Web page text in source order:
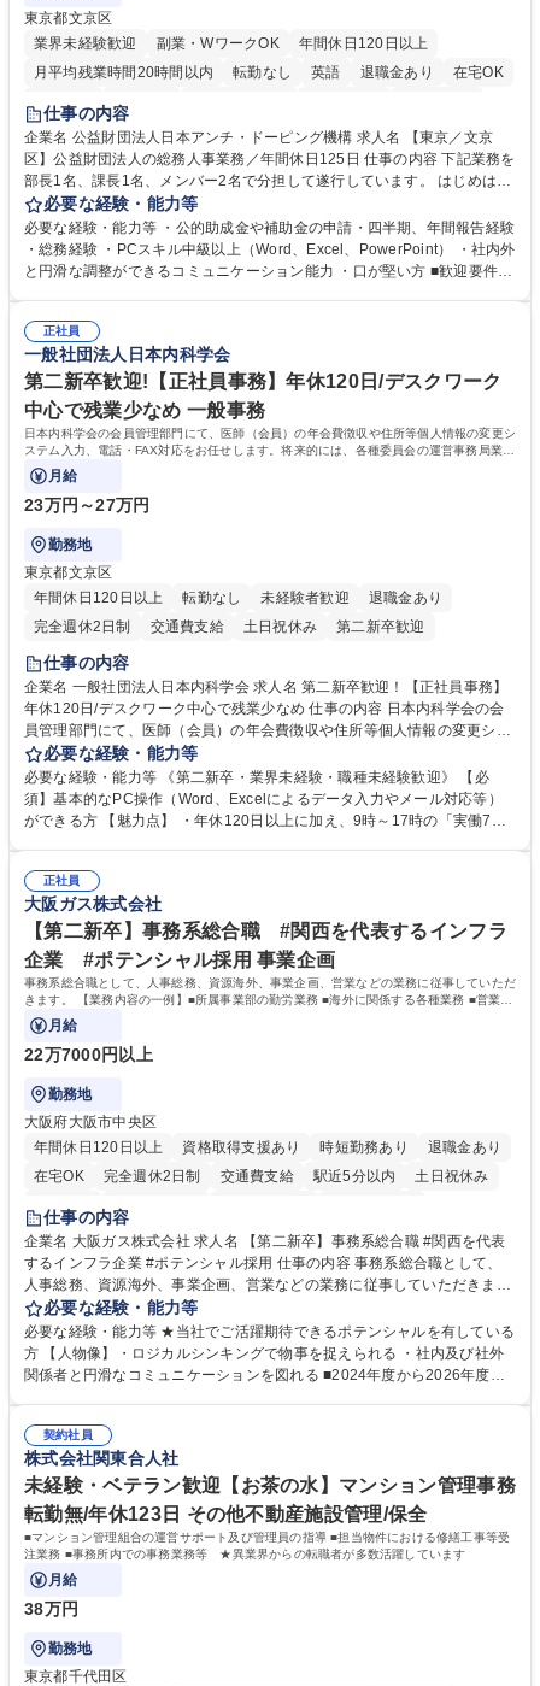
東京都文京区
業界未経験歓迎
副業・WワークOK
年間休日120日以上
月平均残業時間20時間以内
転勤なし 英語 退職金あり
在宅OK
賞与あり
育休あり
食事補助あり
仕事の内容
企業名 公益財団法人日本アンチ・ドーピング機構 求人名 【東京／文京
区】公益財団法人の総務人事業務／年間休日125日 仕事の内容 下記業務を
部長1名、課長1名、メンバー2名で分担して遂行しています。 はじめは担
当者として業務を覚えていただき、ゆくゆくはリーダーやマネージャーポ
ジションとして活躍いただくことを期待しています。 【総務・人事グルー
プの業務内容】 ・人事制度関連 ・採用活動 ・教育研修の企画、実行 ・勤
怠管理 ・官公庁への各種提出 ・法定の会議運営（評議員会、理事会） ・
管理 ・福利厚生関連 ・職員からの問合せ、相談対応 ・その他日常の総務
業務全般 募集職種 【東京／文京区】公益財団法人の総務人事業務／年間
休日125日
必要な経験・能力等
必要な経験・能力等 ・公的助成金や補助金の申請・四半期、年間報告経験
・総務経験 ・PCスキル中級以上（Word、Excel、PowerPoint） ・社内外
と円滑な調整ができるコミュニケーション能力 ・口が堅い方 ■歓迎要件
正社員
一般社団法人日本内科学会
第二新卒歓迎!【正社員事務】年休120日/デスクワーク
中心で残業少なめ 一般事務
日本内科学会の会員管理部門にて、医師（会員）の年会費徴収や住所等個人情報の変更シ
ステム入力、電話・FAX対応をお任せします。将来的には、各種委員会の運営事務局業務
などにも幅広く携わっていただきます。
月給
23万円～27万円
勤務地
東京都文京区
年間休日120日以上
転勤なし 未経験者歓迎
退職金あり
完全週休2日制
交通費支給 土日祝休み 第二新卒歓迎
仕事の内容
企業名 一般社団法人日本内科学会 求人名 第二新卒歓迎！【正社員事務】
年休120日/デスクワーク中心で残業少なめ 仕事の内容 日本内科学会の会
員管理部門にて、医師（会員）の年会費徴収や住所等個人情報の変更シス
テム入力、電話・FAX対応をお任せします。将来的には、各種委員会の運
営事務局業務などにも幅広く携わっていただきます。 【会員管理・データ
入力業務】 ・医師（会員）の住所変更、個人情報のシステム登録・更新
・年会費の徴収管理や入金データの照合確認 【問い合わせ対応】 ・会員
年休120日/デスクワーク中心で残業少なめ
必要な経験・能力等
必要な経験・能力等 《第二新卒・業界未経験・職種未経験歓迎》 【必
須】基本的なPC操作（Word、Excelによるデータ入力やメール対応等）
ができる方 【魅力点】 ・年休120日以上に加え、9時～17時の「実働7時
整、資料作成、当日の運営サポート 学歴・資格 学歴：大学院 大学 語学
力： 資格：
正社員
大阪ガス株式会社
【第二新卒】事務系総合職 #関西を代表するインフラ
企業 #ポテンシャル採用 事業企画
事務系総合職として、人事総務、資源海外、事業企画、営業などの業務に従事していただ
きます。 【業務内容の一例】■所属事業部の勤労業務 ■海外に関係する各種業務 ■営業部
門の企画スタッフ、ルート営業
月給
22万7000円以上
勤務地
大阪府大阪市中央区
年間休日120日以上
資格取得支援あり 時短勤務あり
退職金あり
在宅OK
完全週休2日制 交通費支給 駅近5分以内
土日祝休み
服装自由
第二新卒歓迎
仕事の内容
企業名 大阪ガス株式会社 求人名 【第二新卒】事務系総合職 #関西を代表
するインフラ企業 #ポテンシャル採用 仕事の内容 事務系総合職として、
人事総務、資源海外、事業企画、営業などの業務に従事していただきま
す。 【業務内容の一例】■所属事業部の勤労業務 ■海外に関係する各種業
務 ■営業部門の企画スタッフ、ルート営業 【キャリアパス】入社後の配属
ポジションで一定期間ご活躍頂いた後、本人の適性及び将来のキャリアを
鑑みてジョブローテーションを行います。 【育成】OJTでの現場育成や研
表するインフラ企業 #ポテンシャル採用
必要な経験・能力等
必要な経験・能力等 ★当社でご活躍期待できるポテンシャルを有している
方 【人物像】・ロジカルシンキングで物事を捉えられる ・社内及び社外
関係者と円滑なコミュニケーションを図れる ■2024年度から2026年度ま
72.html ■エネルギーセキュリティの不安定化や気候変動による自然災害の
甚大化など、これまで以上に社会課題解決の重要性が高まっています。
「未来の日常」の創造に向けて持続可能な社会の実現に貢献してまいりま
す。 学歴・資格 学歴：大学院 大学 語学力： 資格：
契約社員
株式会社関東合人社
未経験・ベテラン歓迎【お茶の水】マンション管理事務
転勤無/年休123日 その他不動産施設管理/保全
■マンション管理組合の運営サポート及び管理員の指導 ■担当物件における修繕工事等受
注業務 ■事務所内での事務業務等 ★異業界からの転職者が多数活躍しています
月給
38万円
勤務地
東京都千代田区